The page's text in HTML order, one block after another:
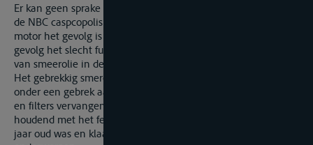
Er kan geen sprake zijn van een verborgen gebrek dat onder
de NBC caspcopolis verzekerd is, indien het vastlopen van een
motor het gevolg is van een gebrekkige smering, met als
gevolg het slecht functioneren van zuigerveren en de toevoer
van smeerolie in de verbrandingskamer.
Het gebrekkig smeren van een motor is te catalogiseren
onder een gebrek aan preventief onderhoud (olie verversen
en filters vervangen), hetgeen van groot belang is, rekening
houdend met het feit dat de betreffende motor ongeveer 28
jaar oud was en klaarblijkelijk nooit aan enige revisie was